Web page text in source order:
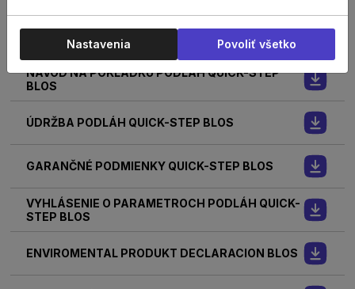
NÁVOD NA POKLÁDKU PODLÁH QUICK-STEP NA
PODLAHOVÉ KÚRENIE BLOS
NÁVOD NA POKLÁDKU PODLÁH QUICK-STEP
BLOS
ÚDRŽBA PODLÁH QUICK-STEP BLOS
GARANČNÉ PODMIENKY QUICK-STEP BLOS
VYHLÁSENIE O PARAMETROCH PODLÁH QUICK-
STEP BLOS
ENVIROMENTAL PRODUKT DECLARACION BLOS
Nastavenia Povoliť všetko